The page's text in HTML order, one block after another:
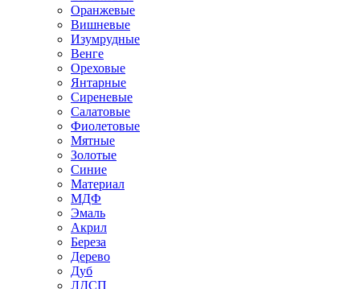
Оранжевые
Вишневые
Изумрудные
Венге
Ореховые
Янтарные
Сиреневые
Салатовые
Фиолетовые
Мятные
Золотые
Синие
Материал
МДФ
Эмаль
Акрил
Береза
Дерево
Дуб
ЛДСП